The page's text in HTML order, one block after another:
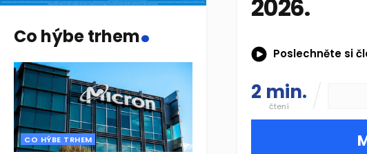
2026.
Poslechněte si
2 min.
čtení
Co hýbe trhem.
CO HÝBE TRHEM